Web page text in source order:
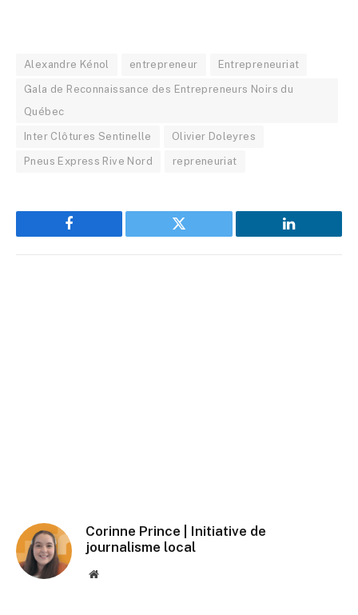
Alexandre Kénol entrepreneur Entrepreneuriat
Gala de Reconnaissance des Entrepreneurs Noirs du
Québec
Inter Clôtures Sentinelle Olivier Doleyres
Pneus Express Rive Nord repreneuriat
Facebook Twitter LinkedIn
Corinne Prince | Initiative de
journalisme local
Website